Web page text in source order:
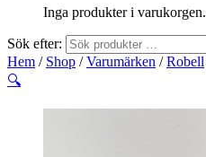
Inga produkter i varukorgen.
Sök efter:
Hem / Shop /Varumärken /Robell
🔍